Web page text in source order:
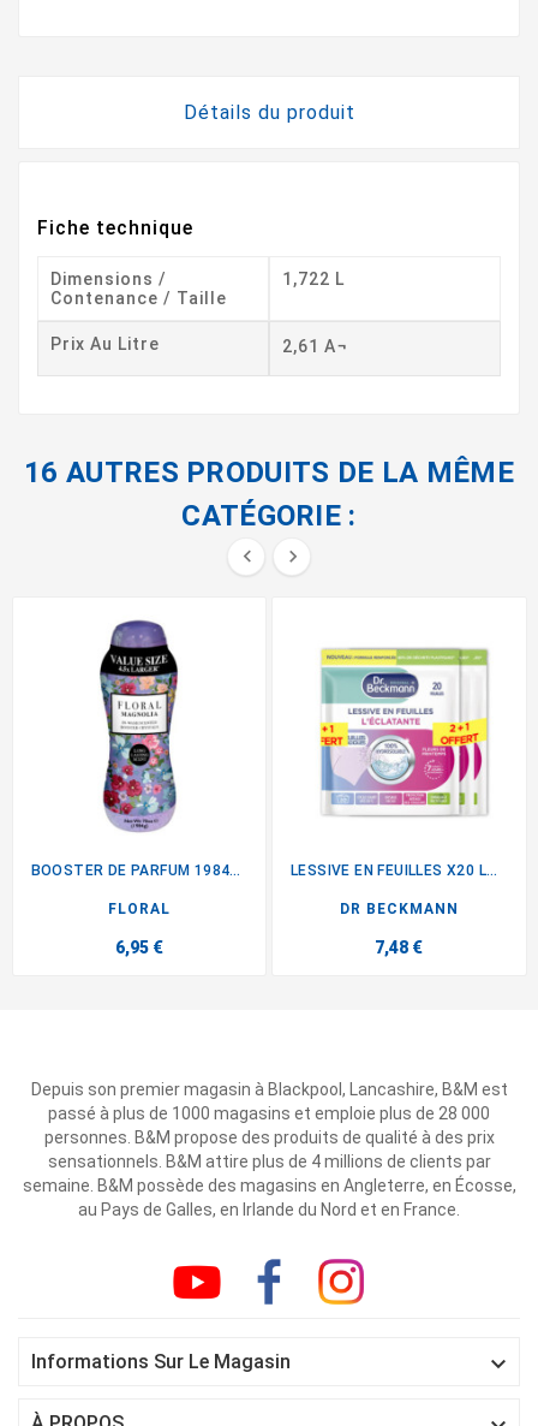
Détails du produit
Fiche technique
Dimensions /
Contenance / Taille
1,722 L
Prix Au Litre 2,61 A¬
16 AUTRES PRODUITS DE LA MÊME
CATÉGORIE :
 
BOOSTER DE PARFUM 1984G...
FLORAL
6,95 €
LESSIVE EN FEUILLES X20 LOT...
DR BECKMANN
7,48 €
Depuis son premier magasin à Blackpool, Lancashire, B&M est
passé à plus de 1000 magasins et emploie plus de 28 000
personnes. B&M propose des produits de qualité à des prix
sensationnels. B&M attire plus de 4 millions de clients par
semaine. B&M possède des magasins en Angleterre, en Écosse,
au Pays de Galles, en Irlande du Nord et en France.
Informations Sur Le Magasin 